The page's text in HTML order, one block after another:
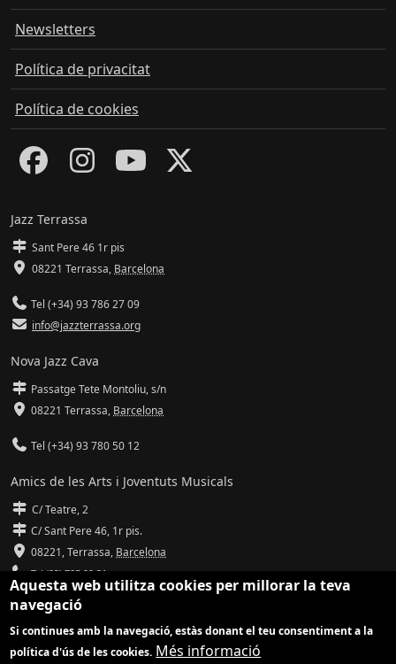
Newsletters
Política de privacitat
Política de cookies
Jazz Terrassa
Sant Pere 46 1r pis
08221 Terrassa, Barcelona
Tel (+34) 93 786 27 09
info@jazzterrassa.org
Nova Jazz Cava
Passatge Tete Montoliu, s/n
08221 Terrassa, Barcelona
Tel (+34) 93 780 50 12
Amics de les Arts i Joventuts Musicals
C/ Teatre, 2
C/ Sant Pere 46, 1r pis.
08221,Terrassa, Barcelona
Tel (93) 785 92 31
info@amicsdelesarts-jjmm.cat
www.amicsdelesarts-jjmm.cat
Aquesta web utilitza cookies per millorar la teva
navegació
Si continues amb la navegació, estàs donant el teu consentiment a la
política d'ús de les cookies. Més informació